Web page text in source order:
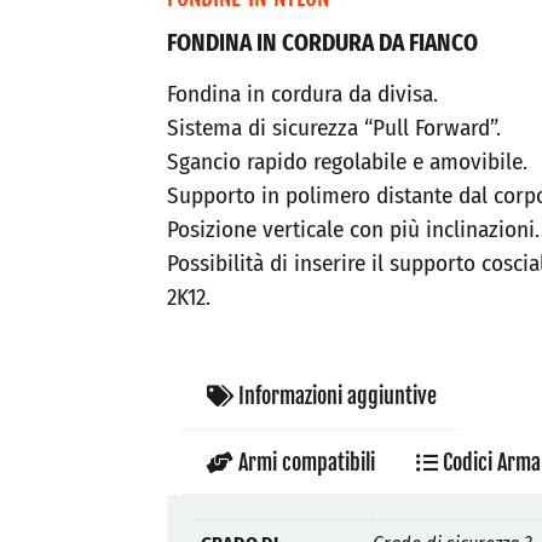
FONDINA IN CORDURA DA FIANCO
Fondina in cordura da divisa.
Sistema di sicurezza “Pull Forward”.
Sgancio rapido regolabile e amovibile.
Supporto in polimero distante dal
Posizione verticale con più inclinazioni.
Possibilità di inserire il supporto
2K12.
Informazioni aggiuntive
Armi compatibili Codici Arma